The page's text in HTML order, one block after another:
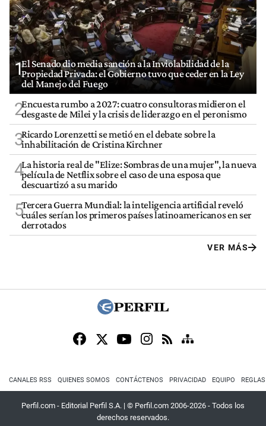
1El Senado dio media sanción a la Inviolabilidad de la
Propiedad Privada: el Gobierno tuvo que ceder en la Ley
del Manejo del Fuego
2Encuesta rumbo a 2027: cuatro consultoras midieron el
desgaste de Milei y la crisis de liderazgo en el peronismo
3Ricardo Lorenzetti se metió en el debate sobre la
inhabilitación de Cristina Kirchner
4La historia real de "Elize: Sombras de una mujer", la nueva
película de Netflix sobre el caso de una esposa que
descuartizó a su marido
5Tercera Guerra Mundial: la inteligencia artificial reveló
cuáles serían los primeros países latinoamericanos en ser
derrotados
VER MÁS
CANALES RSS QUIENES SOMOS CONTÁCTENOS PRIVACIDAD EQUIPO
Perfil.com - Editorial Perfil S.A. | © Perfil.com 2006-2026 - Todos los
derechos reservados.